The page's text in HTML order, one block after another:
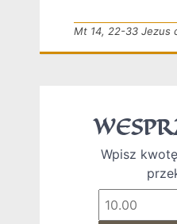
Mt 14, 22-33 Jezus
Wpisz